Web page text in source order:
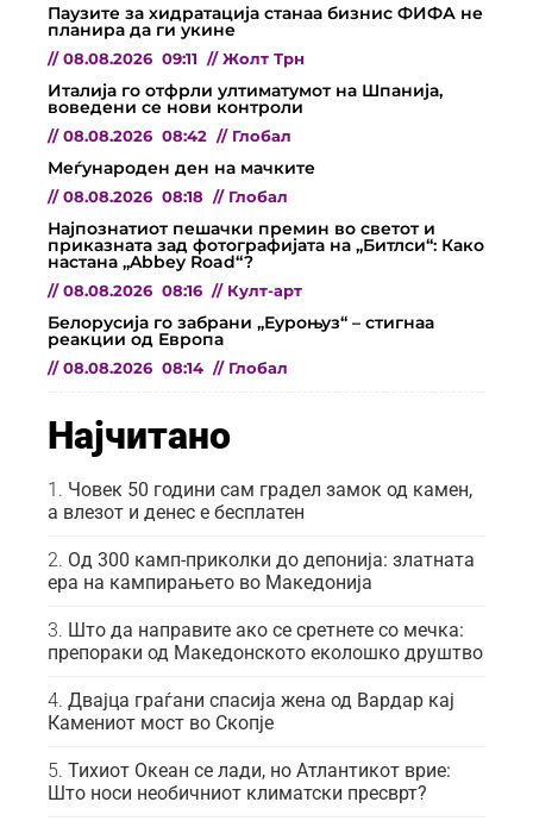
Паузите за хидратација станаа бизнис ФИФА не
планира да ги укине
// 08.08.2026 09:11 // Жолт Трн
Италија го отфрли ултиматумот на Шпанија,
воведени се нови контроли
// 08.08.2026 08:42 // Глобал
Меѓународен ден на мачките
// 08.08.2026 08:18 // Глобал
Најпознатиот пешачки премин во светот и
приказната зад фотографијата на „Битлси“: Како
настана „Abbey Road“?
// 08.08.2026 08:16 // Култ-арт
Белорусија го забрани „Еуроњуз“ – стигнаа
реакции од Европа
// 08.08.2026 08:14 // Глобал
Најчитано
Човек 50 години сам градел замок од камен,
а влезот и денес е бесплатен
Од 300 камп-приколки до депонија: златната
ера на кампирањето во Македонија
Што да направите ако се сретнете со мечка:
препораки од Македонското еколошко друштво
Двајца граѓани спасија жена од Вардар кај
Камениот мост во Скопје
Тихиот Океан се лади, но Атлантикот врие:
Што носи необичниот климатски пресврт?